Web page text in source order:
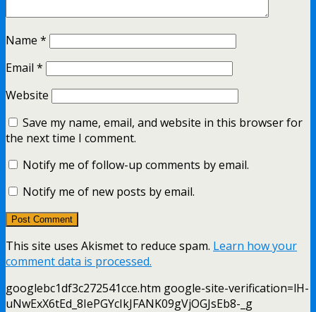
Name *
Email *
Website
Save my name, email, and website in this browser for
the next time I comment.
Notify me of follow-up comments by email.
Notify me of new posts by email.
This site uses Akismet to reduce spam. Learn how your
comment data is processed.
googlebc1df3c272541cce.htm google-site-verification=lH-
uNwExX6tEd_8IePGYcIkJFANK09gVjOGJsEb8-_g